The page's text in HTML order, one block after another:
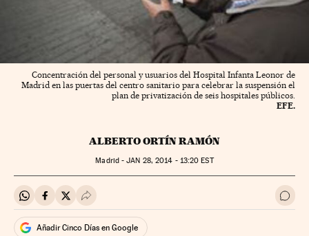
Concentración del personal y usuarios del Hospital Infanta Leonor de
Madrid en las puertas del centro sanitario para celebrar la suspensión el
plan de privatización de seis hospitales públicos.
EFE.
ALBERTO ORTÍN RAMÓN
Madrid -JAN 28, 2014 - 13:20 EST
Compartir en Whatsapp
Compartir en Facebook
Compartir en Twitter
Desplegar Redes Sociales Ir a
Añadir Cinco Días en Google